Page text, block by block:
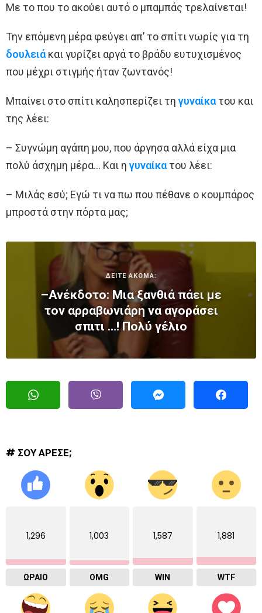
Με το που το ακούει αυτό ο μπαμπάς τρελαίνεται!
Την επόμενη μέρα φεύγει απ’ το σπίτι νωρίς για τη
δουλειάκαι γυρίζει αργά το βράδυ ευτυχισμένος
που μέχρι στιγμής ήταν ζωντανός!
Μπαίνει στο σπίτι καλησπερίζει τη γυναίκατου και
της λέει:
– Συγνώμη αγάπη μου, που άργησα αλλά είχα μια
πολύ άσχημη μέρα… Και η γυναίκατου λέει:
– Μιλάς εσύ; Εγώ τι να πω που πέθανε ο κουμπάρος
μπροστά στην πόρτα μας;
ΔΕΙΤΕ ΑΚΟΜΑ:
–Ανέκδοτο: Μια ξανθιά πάει με
τον αρραβωνιάρη να αγοράσει
σπιτι …! Πολύ γέλιο
# ΣΟΥ ΑΡΕΣΕ;
1,296
ΩΡΑΙΟ
1,003
OMG
1,587
WIN
1,881
WTF